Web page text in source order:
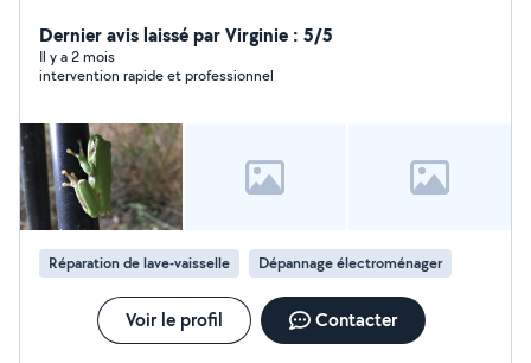
Dernier avis laissé par Virginie : 5/5
Il y a 2 mois
intervention rapide et professionnel
Réparation de lave-vaisselle Dépannage électroménager
Voir le profil Contacter